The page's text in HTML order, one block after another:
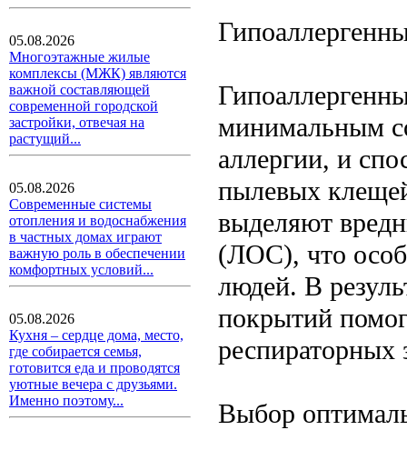
05.08.2026
Многоэтажные жилые
комплексы (МЖК) являются
важной составляющей
современной городской
застройки, отвечая на
растущий...
05.08.2026
Современные системы
отопления и водоснабжения
в частных домах играют
важную роль в обеспечении
комфортных условий...
05.08.2026
Кухня – сердце дома, место,
где собирается семья,
готовится еда и проводятся
уютные вечера с друзьями.
Именно поэтому...
минимальным
аллергии, и
пылевых
выделяют
(ЛОС), что
людей. В
покрытий
респираторных
Выбор